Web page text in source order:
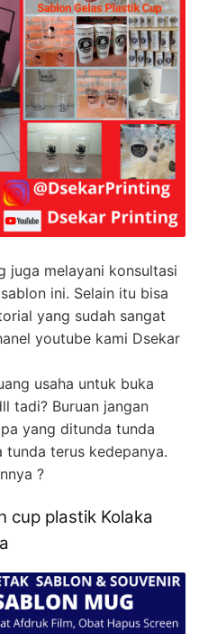
juga melayani konsultasi
ini. Selain itu bisa
yang sudah sangat
youtube kami Dsekar
usaha untuk buka
tadi? Buruan jangan
yang ditunda tunda
terus kedepanya.
?
cup plastik Kolaka